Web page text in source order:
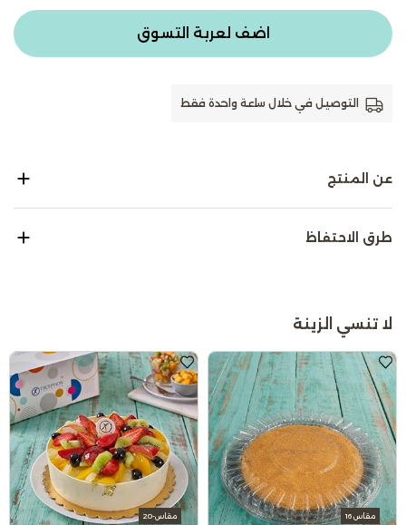
اضف لعربة التسوق
التوصيل في خلال ساعة واحدة فقط
عن المنتج
طرق الاحتفاظ
لا تنسي الزينة
مقاس 16 مقاس-20